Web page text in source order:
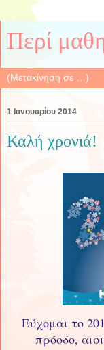
Περί
1 Ιανουαρίου 2014
Καλή χρονιά!
Εύχομαι το
πρόοδο,